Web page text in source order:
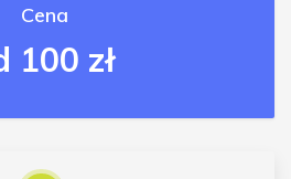
Cena
100 zł